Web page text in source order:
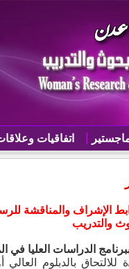
اتفاقيات
الإشراف والمناقشة
والتدريب
الدراسات العليا في
بالدبلوم